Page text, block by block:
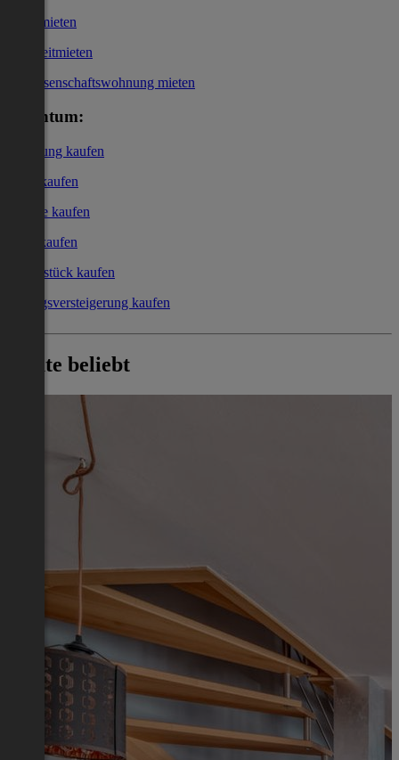
Büro mieten
Kurzzeitmieten
Genossenschaftswohnung mieten
Eigentum:
Wohnung kaufen
Haus kaufen
Garage kaufen
Büro kaufen
Grundstück kaufen
Zwangsversteigerung kaufen
Heute beliebt